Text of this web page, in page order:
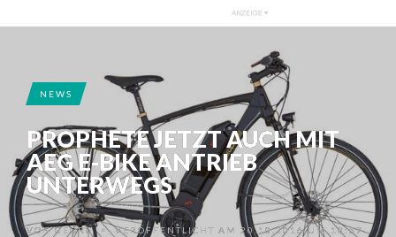
NEWS
PROPHETE JETZT AUCH MIT
AEG E-BIKE ANTRIEB
UNTERWEGS
VONGEORG • VERÖFFENTLICHT AM 20.10.2016 UM 18:57